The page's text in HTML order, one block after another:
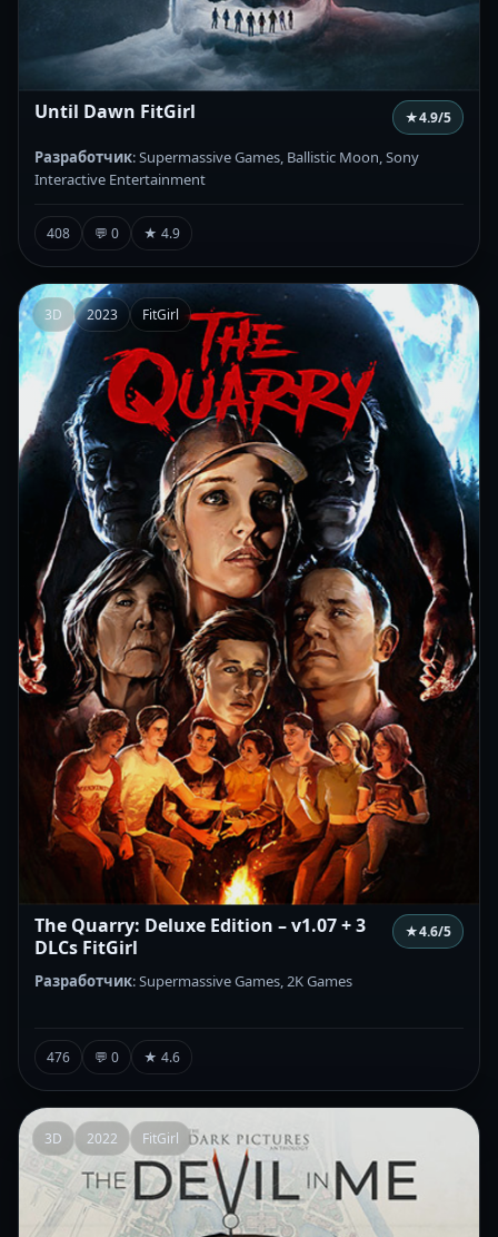
Until Dawn FitGirl ★4.9/5
Разработчик: Supermassive Games, Ballistic Moon, Sony
Interactive Entertainment
408 💬 0 ★ 4.9
3D 2023 FitGirl
The Quarry: Deluxe Edition – v1.07 + 3
DLCs FitGirl
★4.6/5
Разработчик: Supermassive Games, 2K Games
476 💬 0 ★ 4.6
3D 2022 FitGirl